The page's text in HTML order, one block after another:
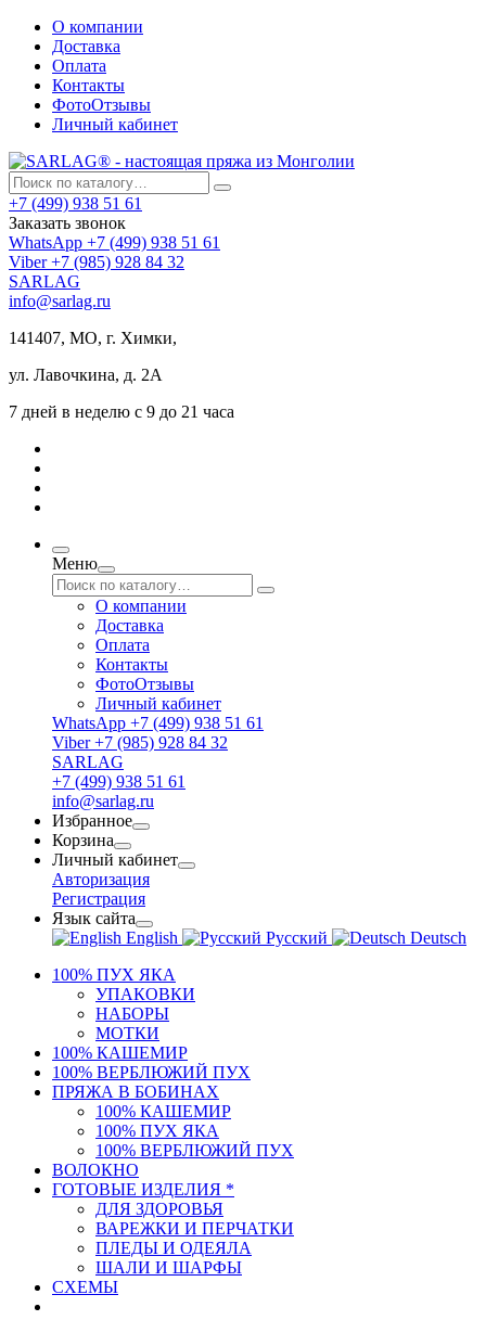
О компании
Доставка
Оплата
Контакты
ФотоОтзывы
Личный кабинет
+7 (499) 938 51 61
Заказать звонок
WhatsApp +7 (499) 938 51 61
Viber +7 (985) 928 84 32
SARLAG
info@sarlag.ru
141407, МО, г. Химки,
ул. Лавочкина, д. 2А
7 дней в неделю с 9 до 21 часа
Меню
О компании
Доставка
Оплата
Контакты
ФотоОтзывы
Личный кабинет
WhatsApp +7 (499) 938 51 61
Viber +7 (985) 928 84 32
SARLAG
+7 (499) 938 51 61
info@sarlag.ru
Избранное
Корзина
Личный кабинет
Авторизация
Регистрация
Язык сайта
English
Русский
Deutsch
100% ПУХ ЯКА
УПАКОВКИ
НАБОРЫ
МОТКИ
100% КАШЕМИР
100% ВЕРБЛЮЖИЙ ПУХ
ПРЯЖА В БОБИНАХ
100% КАШЕМИР
100% ПУХ ЯКА
100% ВЕРБЛЮЖИЙ ПУХ
ВОЛОКНО
ГОТОВЫЕ ИЗДЕЛИЯ *
ДЛЯ ЗДОРОВЬЯ
ВАРЕЖКИ И ПЕРЧАТКИ
ПЛЕДЫ И ОДЕЯЛА
ШАЛИ И ШАРФЫ
СХЕМЫ